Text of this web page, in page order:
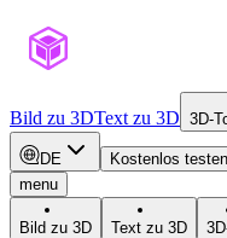
Bild zu 3DText zu 3D 3D-
DE
Kostenlos testen
menu
Bild zu 3D Text zu 3D